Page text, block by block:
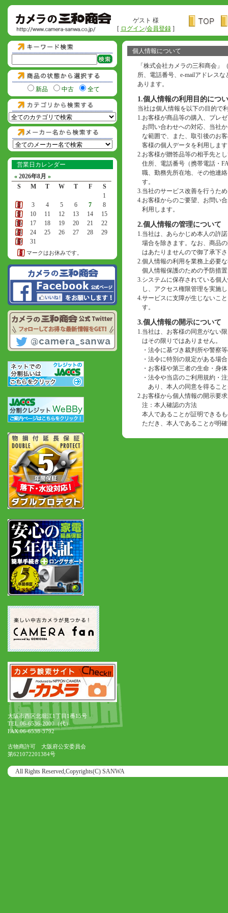
ゲスト 様
[ ログイン/会員登録]
新品 中古 全て
営業日カレンダー
« 2026年8月 »
S
M T W T F
S
1
2
3 4 5 6 7
8
9
10 11 12 13 14
15
16
17 18 19 20 21
22
23
24 25 26 27 28
29
30
31
マークはお休みです。
個人情報について
「株式会社カメラの三和商会
所、電話番号、e-mailアドレス
あります。
1.個人情報の利用目的につ
当社は個人情報を以下の目的で
1.お客様が商品等の購入、プレ
お問い合わせへの対応、当社
な範囲で、また、取引後のお
客様の個人データを利用しま
2.お客様が贈答品等の相手先と
住所、電話番号（携帯電話・
職、勤務先所在地、その他連
す。
3.当社のサービス改善を行うた
4.お客様からのご要望、お問い
利用します。
2.個人情報の管理について
1.当社は、あらかじめ本人の許
場合を除きます。なお、商品
はあたりませんので御了承下
2.個人情報の利用を業務上必要
個人情報保護のための予防措
3.システムに保存されている個
し、アクセス権限管理を実施
4.サービスに支障が生じないこ
す。
3.個人情報の開示について
1.当社は、お客様の同意がない
はその限りではありません。
・ 法令に基づき裁判所や警察
・ 法令に特別の規定がある場合
・ お客様や第三者の生命・身
・ 法令や当店のご利用規約・
あり、本人の同意を得るこ
2.お客様から個人情報の開示要
注：本人確認の方法
本人であることが証明できる
ただき、本人であることが明
大阪市西区北堀江1丁目1番15号
TEL.06-6536-2000（代）
FAX.06-6538-3792
古物商許可 大阪府公安委員会
第621072201384号
All Rights Reserved,Copyrights(C) SANWA